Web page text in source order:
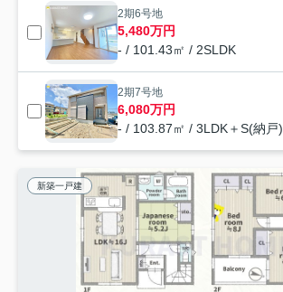
2期6号地
5,480万円
- / 101.43㎡ / 2SLDK
2期7号地
6,080万円
- / 103.87㎡ / 3LDK＋S(納戸)
新築一戸建